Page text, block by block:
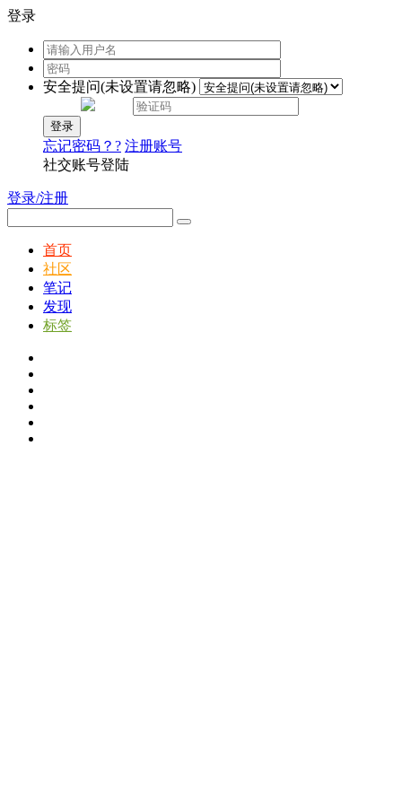
登录
安全提问(未设置请忽略)
登录
忘记密码？? 注册账号
社交账号登陆
登录/注册
首页
社区
笔记
发现
标签